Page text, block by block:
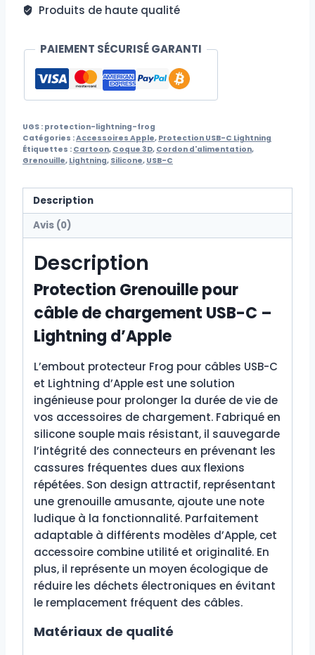
Produits de haute qualité
PAIEMENT SÉCURISÉ GARANTI
UGS : protection-lightning-frog
Catégories :Accessoires Apple, Protection USB-C Lightning
Étiquettes : Cartoon, Coque 3D, Cordon d'alimentation,
Grenouille, Lightning, Silicone, USB-C
Description
Avis (0)
Description
Protection Grenouille pour
câble de chargement USB-C –
Lightning d’Apple
L’embout protecteur Frog pour câbles USB-C
et Lightning d’Apple est une solution
ingénieuse pour prolonger la durée de vie de
vos accessoires de chargement. Fabriqué en
silicone souple mais résistant, il sauvegarde
l’intégrité des connecteurs en prévenant les
cassures fréquentes dues aux flexions
répétées. Son design attractif, représentant
une grenouille amusante, ajoute une note
ludique à la fonctionnalité. Parfaitement
adaptable à différents modèles d’Apple, cet
accessoire combine utilité et originalité. En
plus, il représente un moyen écologique de
réduire les déchets électroniques en évitant
le remplacement fréquent des câbles.
Matériaux de qualité